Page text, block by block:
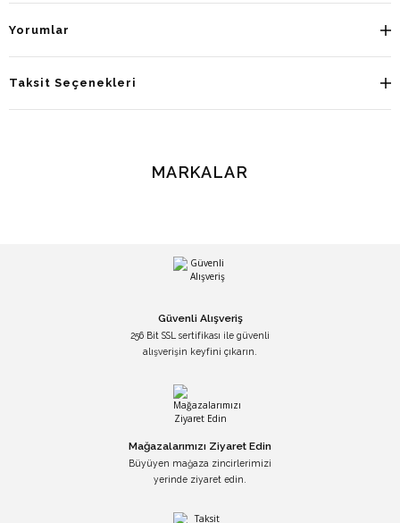
Yorumlar
Taksit Seçenekleri
MARKALAR
Güvenli Alışveriş
256 Bit SSL sertifikası ile güvenli
alışverişin keyfini çıkarın.
Mağazalarımızı Ziyaret Edin
Büyüyen mağaza zincirlerimizi
yerinde ziyaret edin.